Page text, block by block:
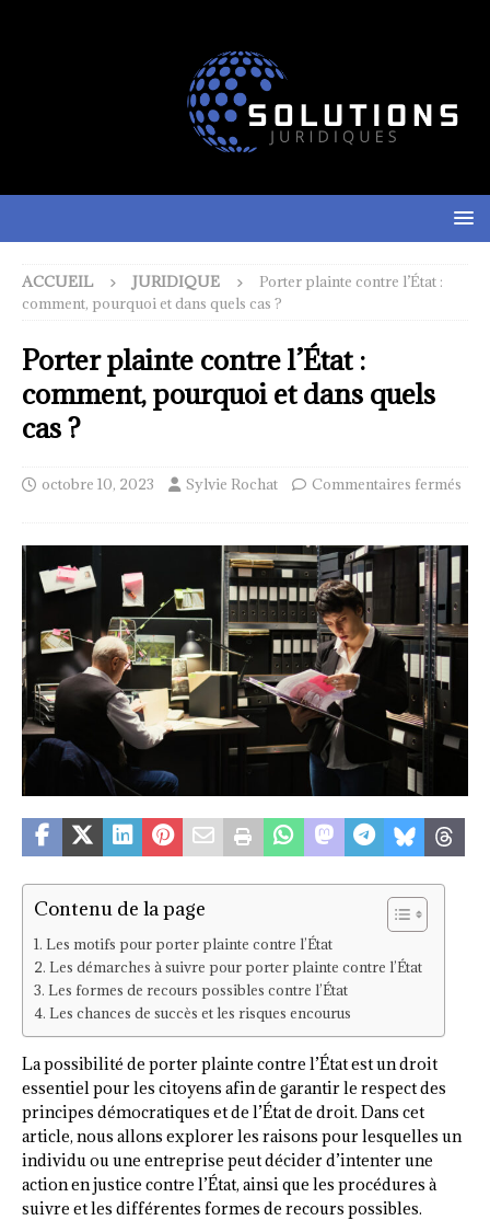
ACCUEIL JURIDIQUE
Porter plainte contre l’État :
comment, pourquoi et dans quels cas ?
Porter plainte contre l’État :
comment, pourquoi et dans quels
cas ?
octobre 10, 2023 Sylvie Rochat Commentaires fermés
Contenu de la page
Les motifs pour porter plainte contre l’État
Les démarches à suivre pour porter plainte contre l’État
Les formes de recours possibles contre l’État
Les chances de succès et les risques encourus
La possibilité de porter plainte contre l’État est un droit
essentiel pour les citoyens afin de garantir le respect des
principes démocratiques et de l’État de droit. Dans cet
article, nous allons explorer les raisons pour lesquelles un
individu ou une entreprise peut décider d’intenter une
action en justice contre l’État, ainsi que les procédures à
suivre et les différentes formes de recours possibles.